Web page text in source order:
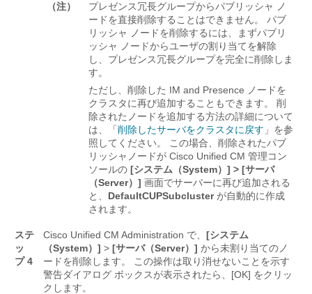
（注）
プレゼンス冗長グループからパブリッシャ ノ
ードを直接削除することはできません。 パブ
リッシャ ノードを削除するには、まずパブリ
ッシャ ノードからユーザの割り当てを解除
し、プレゼンス冗長グループを完全に削除しま
す。
ただし、削除した IM and Presence ノードを
クラスタに再び追加することもできます。 削
除されたノードを追加する方法の詳細について
は、「 削除したサーバをクラスタに戻す 」を参
照してください。 この場合、削除されたパブ
リッシャノードが Cisco Unified CM 管理コン
ソールの [システム（System）] > [サーバ
（Server）] 画面でサーバーに再び追加される
と、 DefaultCUPSubclusterが自動的に作成
されます。
ステ
ッ
プ 4
Cisco Unified CM Administration で、 [システム
（System）] > [サーバ（Server）] から未割り当てのノ
ードを削除します。 この操作は取り消せないことを示す
警告ダイアログ ボックスが表示されたら、[OK] をクリッ
クします。